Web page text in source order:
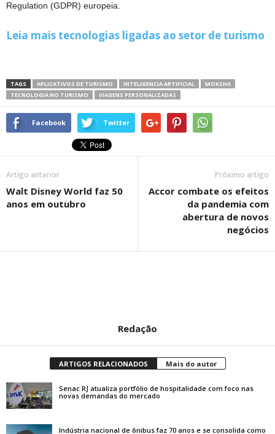
Regulation (GDPR) europeia.
Leia mais tecnologias ligadas ao setor de turismo
TAGS APLICATIVOS DE TURISMO INTELIGENCIA ARTIFICIAL
MOKSHA
TECNOLOGIA NO TURISMO
VIAGENS PERSONALIZADAS
Facebook Twitter
Artigo anterior
Walt Disney World faz 50
anos em outubro
Próximo artigo
Accor combate os efeitos
da pandemia com
abertura de novos
negócios
Redação
ARTIGOS RELACIONADOS Mais do autor
Senac RJ atualiza portfólio de hospitalidade com foco nas
novas demandas do mercado
Indústria nacional de ônibus faz 70 anos e se consolida como